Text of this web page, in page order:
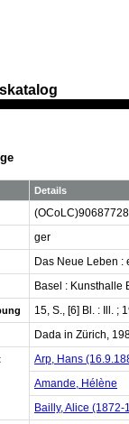
Details
ger
Das Neue Leben :
Basel : Kunsthalle
15, S., [6] Bl. : Ill. ;
Dada in Zürich,
Arp, Hans
Amande, Hélène
Bailly, Alice (1872-